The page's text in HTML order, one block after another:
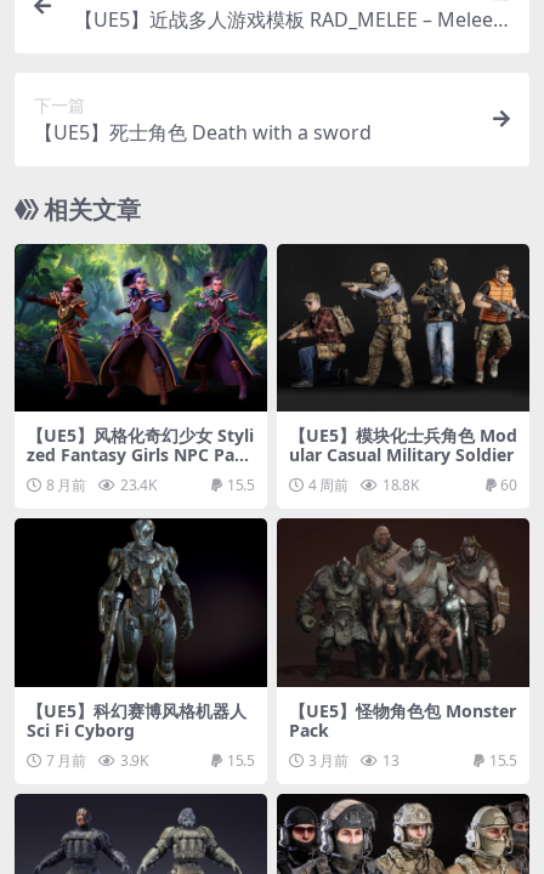
【UE5】近战多人游戏模板 RAD_MELEE – Melee C
下一篇
【UE5】死士角色 Death with a sword
相关文章
【UE5】风格化奇幻少女 Styli
zed Fantasy Girls NPC Pack
#3 8 月前 23.4K 15.5
【UE5】模块化士兵角色 Mod
ular Casual Military Soldier
4 周前 18.8K 60
【UE5】科幻赛博风格机器人
Sci Fi Cyborg
7 月前 3.9K 15.5
【UE5】怪物角色包 Monster
Pack
3 月前 13 15.5